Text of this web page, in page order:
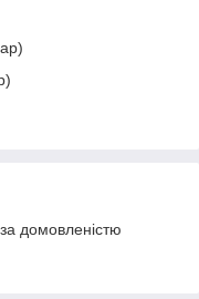
домовленістю